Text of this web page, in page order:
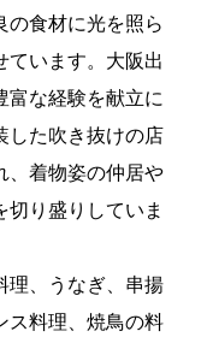
の食材に光を照ら
ています。大阪出
富な経験を献立に
した吹き抜けの店
、着物姿の仲居や
り盛りしていま
理、うなぎ、串揚
ス料理、焼鳥の料